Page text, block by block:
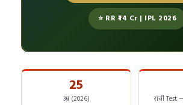
⭐ RR ₹14 Cr | IPL 2026
25
उम्र (2026) रांची Test